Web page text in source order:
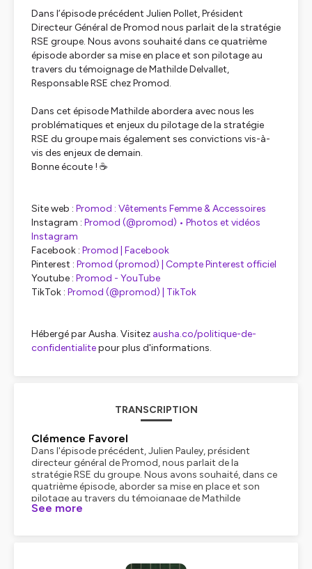
Dans l’épisode précédent Julien Pollet, Président
Directeur Général de Promod nous parlait de la stratégie
RSE groupe. Nous avons souhaité dans ce quatrième
épisode aborder sa mise en place et son pilotage au
travers du témoignage de Mathilde Delvallet,
Responsable RSE chez Promod.
Dans cet épisode Mathilde abordera avec nous les
problématiques et enjeux du pilotage de la stratégie
RSE du groupe mais également ses convictions vis-à-
vis des enjeux de demain.
Bonne écoute ! ☕
Site web : Promod : Vêtements Femme & Accessoires
Instagram : Promod (@promod) • Photos et vidéos
Instagram
Facebook : Promod | Facebook
Pinterest : Promod (promod) | Compte Pinterest officiel
Youtube : Promod - YouTube
TikTok : Promod (@promod) | TikTok
Hébergé par Ausha. Visitez ausha.co/politique-de-
confidentialitepour plus d'informations.
TRANSCRIPTION
Clémence Favorel
Dans l'épisode précédent, Julien Pauley, président
directeur général de Promod, nous parlait de la
stratégie RSE du groupe. Nous avons souhaité, dans ce
quatrième épisode, aborder sa mise en place et son
pilotage au travers du témoignage de Mathilde
Delvallée, responsable RSE chez Promod. Dans cet
See more